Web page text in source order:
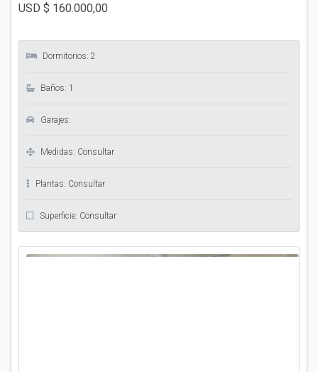
USD $ 160.000,00
Dormitorios: 2
Baños: 1
Garajes:
Medidas: Consultar
Plantas: Consultar
Superficie: Consultar